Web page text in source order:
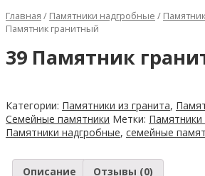
Главная / Памятники надгробные /
Памятник гранитный
39 Памятник
Категории: Памятники из гранита,
Семейные памятники Метки:
Памятники надгробные, семейные
Описание Отзывы (0)